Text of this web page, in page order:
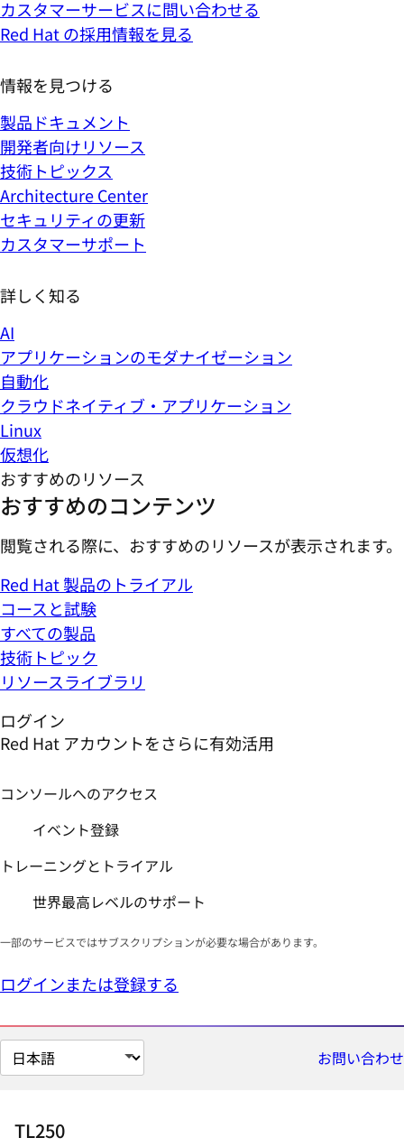
カスタマーサービスに問い合わせる
Red Hat の採用情報を見る
情報を見つける
製品ドキュメント
開発者向けリソース
技術トピックス
Architecture Center
セキュリティの更新
カスタマーサポート
詳しく知る
AI
アプリケーションのモダナイゼーション
自動化
クラウドネイティブ・アプリケーション
Linux
仮想化
おすすめのリソース
おすすめのコンテンツ
閲覧される際に、おすすめのリソースが表示されます。
Red Hat 製品のトライアル
コースと試験
すべての製品
技術トピック
リソースライブラリ
ログイン
Red Hat アカウントをさらに有効活用
コンソールへのアクセス
イベント登録
トレーニングとトライアル
世界最高レベルのサポート
一部のサービスではサブスクリプションが必要な場合があります。
ログインまたは登録する
ペ
ー
の
お問い合わせ
TL250